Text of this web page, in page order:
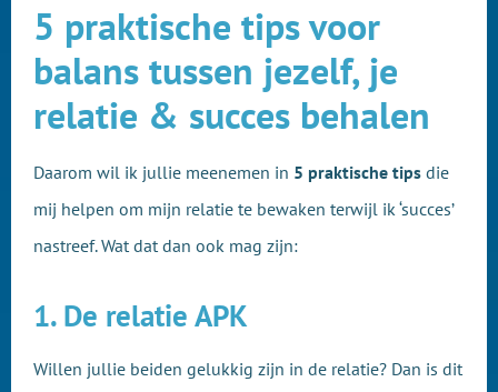
5 praktische tips voor
balans tussen jezelf, je
relatie & succes behalen
Daarom wil ik jullie meenemen in 5 praktische tips die
mij helpen om mijn relatie te bewaken terwijl ik ‘succes’
nastreef. Wat dat dan ook mag zijn:
1. De relatie APK
Willen jullie beiden gelukkig zijn in de relatie? Dan is dit